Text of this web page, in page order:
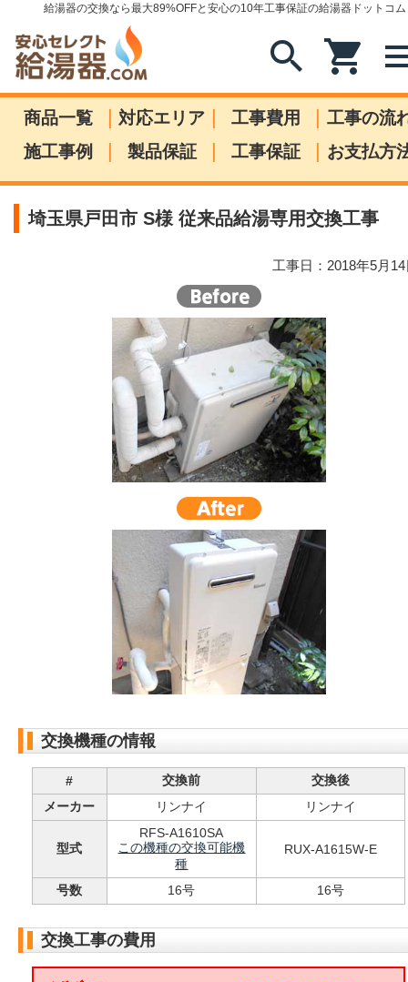
給湯器の交換なら最大89%OFFと安心の10年工事保証の給湯器ドットコム
search shopping_cart
商品一覧 | 対応エリア | 工事費用 | 工事の流
施工事例
| 製品保証 | 工事保証 | お支払方
埼玉県戸田市 S様 従来品給湯専用交換工事
工事日：2018年5月
交換機種の情報
# 交換前
交換後
メーカー
リンナイ リンナイ
型式
RFS-A1610SA
この機種の交換可能機
種
RUX-A1615W-E
号数 16号 16号
交換工事の費用